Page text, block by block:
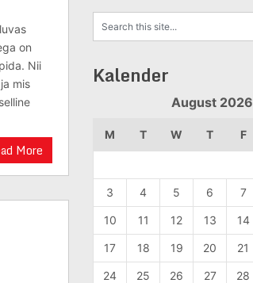
on
Nii
mis
More
Kalender
August 2026
M T W T F
3 4 5 6 7
10 11 12 13 14
17 18 19 20 21
24 25 26 27 28